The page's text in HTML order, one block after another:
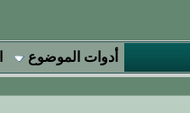
أدوات الموضوع